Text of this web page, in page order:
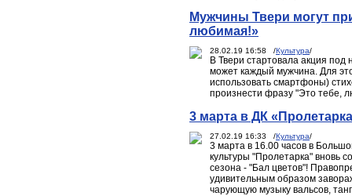
Мужчины Твери могут
любимая!»
28.02.19 16:58 /Культура/
В Твери стартовала акция
может каждый мужчина. Для
использовать смартфоны)
произнести фразу "Это тебе,
3 марта в ДК
27.02.19 16:33 /Культура/
3 марта в 16.00 часов в
культуры "Пролетарка" вновь
сезона - "Бал цветов"!
удивительным образом
чарующую музыку вальсов,